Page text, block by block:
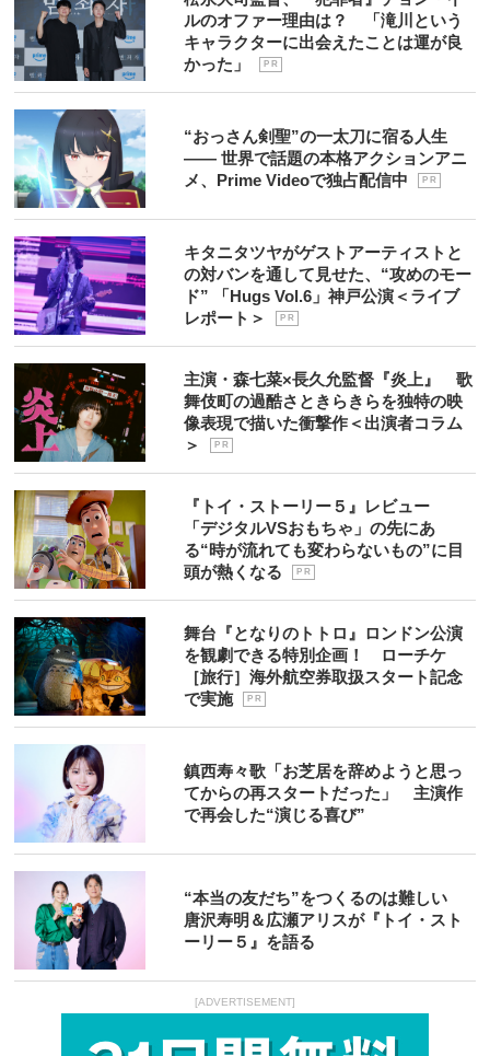
ルのオファー理由は？ 「滝川という
キャラクターに出会えたことは運が良
かった」
P R
“おっさん剣聖”の一太刀に宿る人生
―― 世界で話題の本格アクションアニ
メ、Prime Videoで独占配信中
P R
キタニタツヤがゲストアーティストと
の対バンを通して見せた、“攻めのモー
ド” 「Hugs Vol.6」神戸公演＜ライブ
レポート＞
P R
主演・森七菜×長久允監督『炎上』 歌
舞伎町の過酷さときらきらを独特の映
像表現で描いた衝撃作＜出演者コラム
＞
P R
『トイ・ストーリー５』レビュー
「デジタルVSおもちゃ」の先にあ
る“時が流れても変わらないもの”に目
頭が熱くなる
P R
舞台『となりのトトロ』ロンドン公演
を観劇できる特別企画！ ローチケ
［旅行］海外航空券取扱スタート記念
で実施
P R
鎮西寿々歌「お芝居を辞めようと思っ
てからの再スタートだった」 主演作
で再会した“演じる喜び”
“本当の友だち”をつくるのは難しい
唐沢寿明＆広瀬アリスが『トイ・スト
ーリー５』を語る
[ADVERTISEMENT]